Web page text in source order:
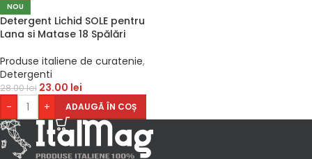
NOU
Detergent Lichid SOLE pentru
Lana si Matase 18 Spălări
Produse italiene de curatenie,
Detergenti
28.00lei 23.00 lei
-
+ ADAUGĂ ÎN COȘ